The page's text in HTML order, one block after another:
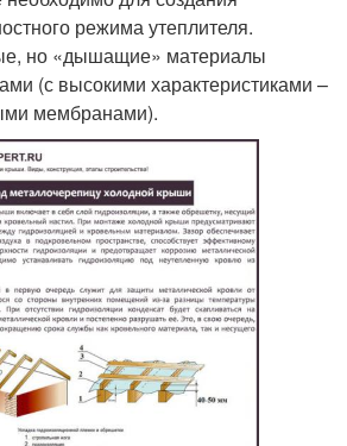
режима утеплителя.
но «дышащие» материалы
(с высокими характеристиками –
мембранами).